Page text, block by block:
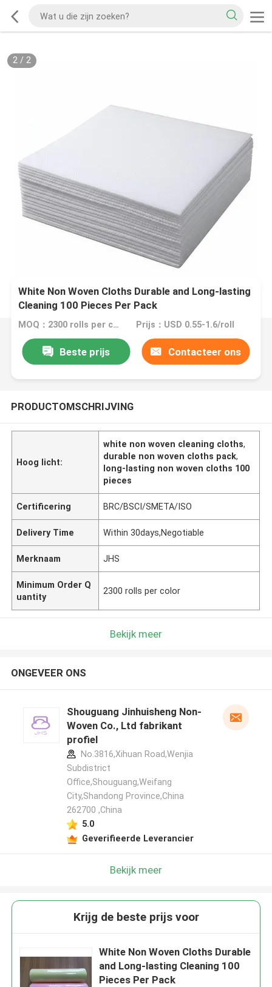
2/ 2
White Non Woven Cloths Durable and Long-lasting
Cleaning 100 Pieces Per Pack
MOQ：2300 rolls per color Prijs：USD 0.55-1.6/roll
Beste prijs Contacteer ons
PRODUCTOMSCHRIJVING
Hoog licht:
white non woven cleaning cloths,
durable non woven cloths pack,
long-lasting non woven cloths 100
pieces
Certificering BRC/BSCI/SMETA/ISO
Delivery Time Within 30days,Negotiable
Merknaam JHS
Minimum Order Q
uantity
2300 rolls per color
Bekijk meer
ONGEVEER ONS
Shouguang Jinhuisheng Non-
Woven Co., Ltd fabrikant
profiel
No.3816,Xihuan Road,Wenjia
Subdistrict
Office,Shouguang,Weifang
City,Shandong Province,China
262700 ,China
5.0
Geverifieerde Leverancier
Bekijk meer
Krijg de beste prijs voor
White Non Woven Cloths Durable
and Long-lasting Cleaning 100
Pieces Per Pack